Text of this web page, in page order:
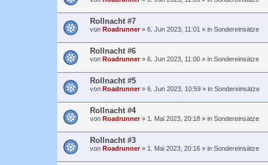
Rollnacht #7
von Roadrunner» 6. Jun 2023, 11:01 » in Sondereinsätze
Rollnacht #6
von Roadrunner» 6. Jun 2023, 11:00 » in Sondereinsätze
Rollnacht #5
von Roadrunner» 6. Jun 2023, 10:59 » in Sondereinsätze
Rollnacht #4
von Roadrunner» 1. Mai 2023, 20:18 » in Sondereinsätze
Rollnacht #3
von Roadrunner» 1. Mai 2023, 20:16 » in Sondereinsätze